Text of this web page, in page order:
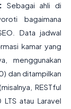
Sebagai ahli di
bagaimana
Data jadwal
kamar yang
menggunakan
dan ditampilkan
RESTful
atau Laravel